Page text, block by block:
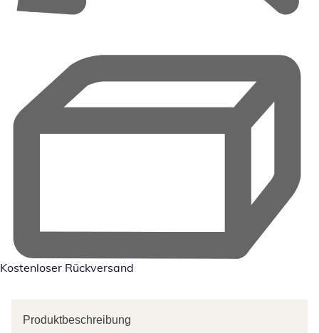
Kostenloser Rückversand
Produktbeschreibung